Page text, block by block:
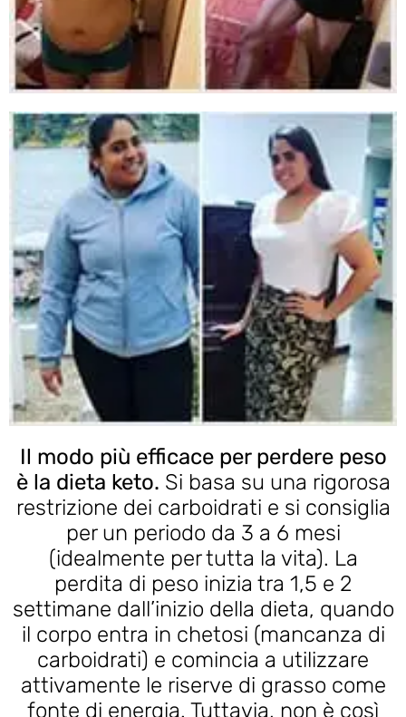
Il modo più efficace per perdere peso
è la dieta keto. Si basa su una rigorosa
restrizione dei carboidrati e si consiglia
per un periodo da 3 a 6 mesi
(idealmente per tutta la vita). La
perdita di peso inizia tra 1,5 e 2
settimane dall’inizio della dieta, quando
il corpo entra in chetosi (mancanza di
carboidrati) e comincia a utilizzare
attivamente le riserve di grasso come
fonte di energia. Tuttavia, non è così